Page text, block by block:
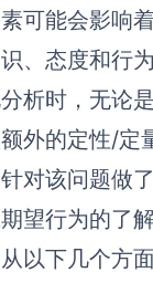
可能会影响
、态度和行
析时，无论
外的定性/定
对该问题做
望行为的了
以下几个方